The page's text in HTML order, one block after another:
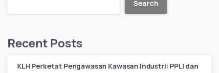
Search
Recent Posts
KLH Perketat Pengawasan Kawasan Industri: PPLI dan